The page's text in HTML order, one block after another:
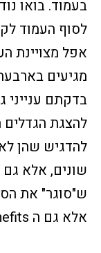
בעמוד. בואו
אפל מצויינת
מגיעים
בדקתם
להצגת
להדגיש שהן
ש"סוגר" את
אלא גם ה benefits.